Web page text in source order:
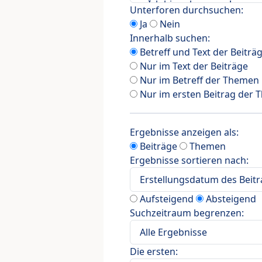
Unterforen durchsuchen:
Ja
Nein
Innerhalb suchen:
Betreff und Text der
Nur im Text der Beiträge
Nur im Betreff der Themen
Nur im ersten Beitrag der
Ergebnisse anzeigen als:
Beiträge
Themen
Ergebnisse sortieren nach:
Aufsteigend
Absteigend
Suchzeitraum begrenzen:
Die ersten: